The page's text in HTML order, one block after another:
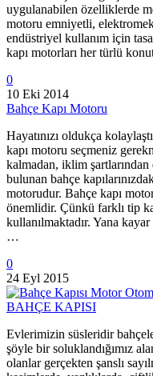
uygulanabilen özelliklerde
motoru emniyetli,
endüstriyel kullanım için
kapı motorları her türlü
0
10 Eki 2014
Bahçe Kapı Motoru
Hayatınızı oldukça
kapı motoru seçmeniz
kalmadan, iklim
bulunan bahçe
motorudur. Bahçe kapı
önemlidir. Çünkü farklı tip
kullanılmaktadır. Yana
…
0
24 Eyl 2015
BAHÇE KAPISI
Evlerimizin süsleridir
şöyle bir soluklandığımız
olanlar gerçekten şanslı